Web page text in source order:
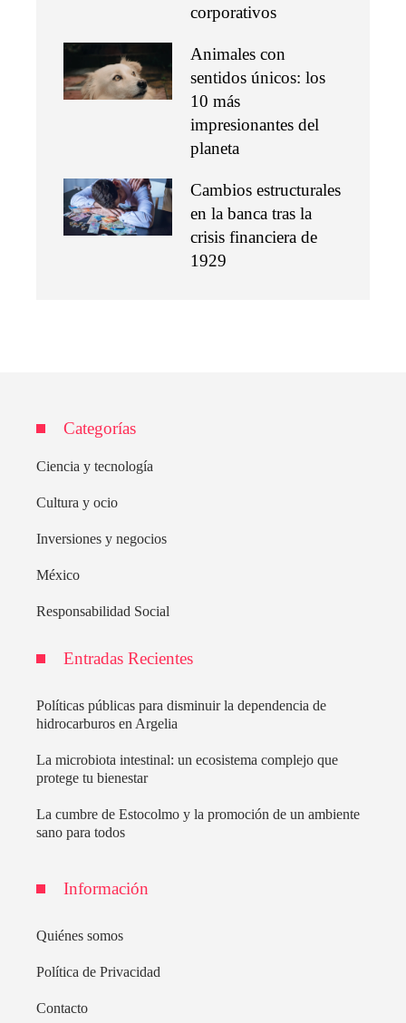
corporativos
Animales con
sentidos únicos: los
10 más
impresionantes del
planeta
Cambios estructurales
en la banca tras la
crisis financiera de
1929
Categorías
Ciencia y tecnología
Cultura y ocio
Inversiones y negocios
México
Responsabilidad Social
Entradas Recientes
Políticas públicas para disminuir la dependencia de
hidrocarburos en Argelia
La microbiota intestinal: un ecosistema complejo que
protege tu bienestar
La cumbre de Estocolmo y la promoción de un ambiente
sano para todos
Información
Quiénes somos
Política de Privacidad
Contacto